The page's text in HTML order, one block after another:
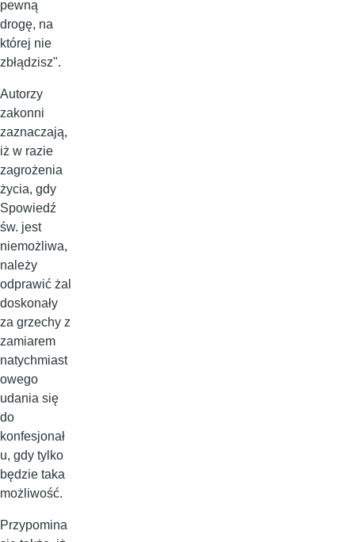
pewną
drogę, na
której nie
zbłądzisz".
Autorzy
zakonni
zaznaczają,
iż w razie
zagrożenia
życia, gdy
Spowiedź
św. jest
niemożliwa,
należy
odprawić żal
doskonały
za grzechy z
zamiarem
natychmiast
owego
udania się
do
konfesjonał
u, gdy tylko
będzie taka
możliwość.
Przypomina